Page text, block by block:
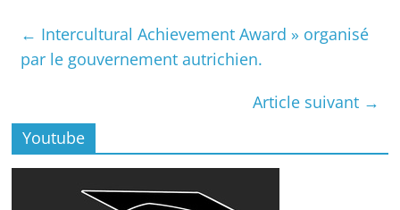
← Intercultural Achievement Award » organisé
par le gouvernement autrichien.
Article suivant →
Youtube